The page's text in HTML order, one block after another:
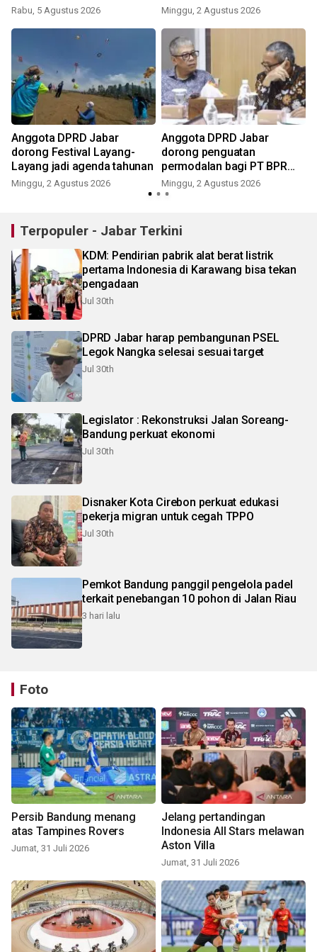
Rabu, 5 Agustus 2026 Minggu, 2 Agustus 2026
Anggota DPRD Jabar
dorong Festival Layang-
Layang jadi agenda tahunan
Minggu, 2 Agustus 2026
Anggota DPRD Jabar
dorong penguatan
permodalan bagi PT BPR
Cirebon
Minggu, 2 Agustus 2026
Terpopuler - Jabar Terkini
KDM: Pendirian pabrik alat berat listrik
pertama Indonesia di Karawang bisa tekan
pengadaan
Jul 30th
DPRD Jabar harap pembangunan PSEL
Legok Nangka selesai sesuai target
Jul 30th
Legislator : Rekonstruksi Jalan Soreang-
Bandung perkuat ekonomi
Jul 30th
Disnaker Kota Cirebon perkuat edukasi
pekerja migran untuk cegah TPPO
Jul 30th
Pemkot Bandung panggil pengelola padel
terkait penebangan 10 pohon di Jalan Riau
3 hari lalu
Foto
Persib Bandung menang
atas Tampines Rovers
Jumat, 31 Juli 2026
Jelang pertandingan
Indonesia All Stars melawan
Aston Villa
Jumat, 31 Juli 2026